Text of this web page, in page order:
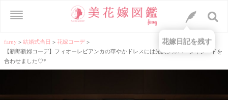
farny > 結婚式当日 > 花嫁コーデ >
【新郎新婦コーデ】フィオーレビアンカの華やかドレスには光沢シルバータキシードを
合わせました♡*
花嫁日記を残す